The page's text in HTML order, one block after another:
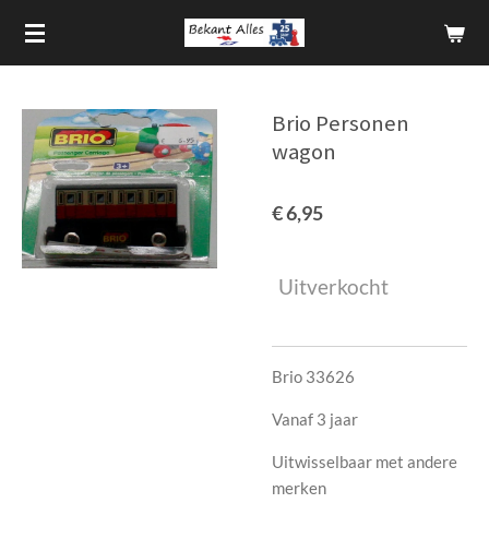
Ga
direct
hoofdinhoud
Brio Personen
wagon
€ 6,95
Uitverkocht
Brio 33626
Vanaf 3 jaar
Uitwisselbaar met andere
merken